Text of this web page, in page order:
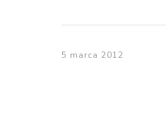
5 marca 2012